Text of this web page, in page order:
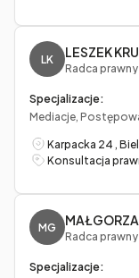
LK LESZEK
Radca prawny
Specjalizacje:
Mediacje,
Karpacka 24 ,
Konsultacja
MG
Radca prawny
Specjalizacje: